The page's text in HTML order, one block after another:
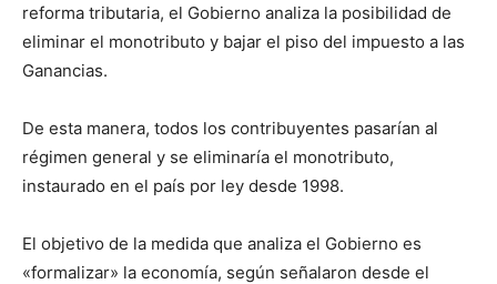
reforma tributaria, el Gobierno analiza la posibilidad de
eliminar el monotributo y bajar el piso del impuesto a las
Ganancias.
De esta manera, todos los contribuyentes pasarían al
régimen general y se eliminaría el monotributo,
instaurado en el país por ley desde 1998.
El objetivo de la medida que analiza el Gobierno es
«formalizar» la economía, según señalaron desde el